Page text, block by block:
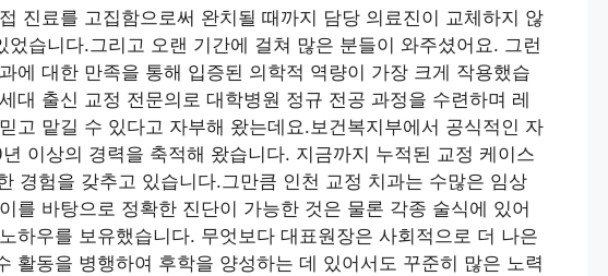
진료를 고집함으로써 완치될 때까지 담당 의료진이 교체하지 않
습니다.그리고 오랜 기간에 걸쳐 많은 분들이 와주셨어요. 그런
에 대한 만족을 통해 입증된 의학적 역량이 가장 크게 작용했습
대 출신 교정 전문의로 대학병원 정규 전공 과정을 수련하며 레
고 맡길 수 있다고 자부해 왔는데요.보건복지부에서 공식적인 자
이상의 경력을 축적해 왔습니다. 지금까지 누적된 교정 케이스
경험을 갖추고 있습니다.그만큼 인천 교정 치과는 수많은 임상
를 바탕으로 정확한 진단이 가능한 것은 물론 각종 술식에 있어
하우를 보유했습니다. 무엇보다 대표원장은 사회적으로 더 나은
활동을 병행하여 후학을 양성하는 데 있어서도 꾸준히 많은 노력